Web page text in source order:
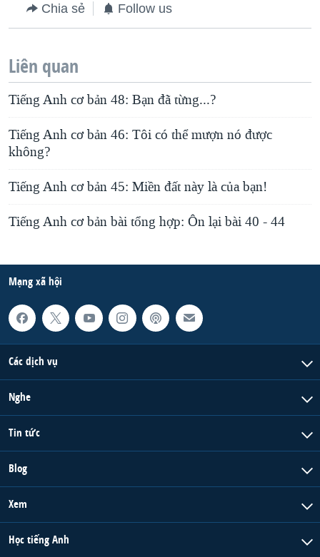
Chia sẻ Follow us
Liên quan
Tiếng Anh cơ bản 48: Bạn đã từng...?
Tiếng Anh cơ bản 46: Tôi có thể mượn nó được
không?
Tiếng Anh cơ bản 45: Miền đất này là của bạn!
Tiếng Anh cơ bản bài tổng hợp: Ôn lại bài 40 - 44
Mạng xã hội
Các dịch vụ
Nghe
Tin tức
Blog
Xem
Học tiếng Anh